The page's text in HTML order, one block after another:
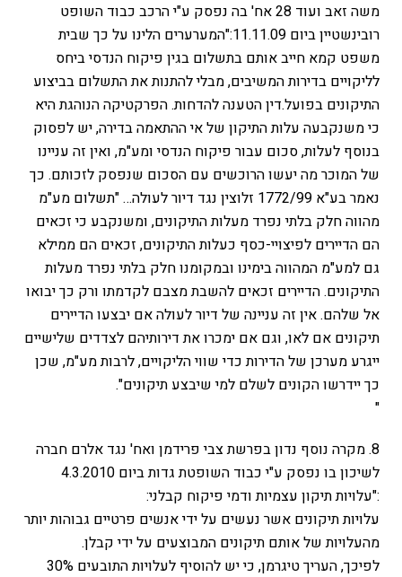
משה זאב ועוד 28 אח' בה נפסק ע"י הרכב כבוד השופט
רובינשטיין ביום 11.11.09:"המערערים הלינו על כך שבית
משפט קמא חייב אותם בתשלום בגין פיקוח הנדסי ביחס
לליקויים בדירות המשיבים, מבלי להתנות את התשלום בביצוע
התיקונים בפועל.דין הטענה להדחות. הפרקטיקה הנוהגת היא
כי משנקבעה עלות התיקון של אי ההתאמה בדירה, יש לפסוק
בנוסף לעלות, סכום עבור פיקוח הנדסי ומע"מ, ואין זה עניינו
של המוכר מה יעשו הרוכשים עם הסכום שנפסק לזכותם. כך
נאמר בע"א 1772/99 זלוצין נגד דיור לעולה… "תשלום מע"מ
מהווה חלק בלתי נפרד מעלות התיקונים, ומשנקבע כי זכאים
הם הדיירים לפיצויי-כסף כעלות התיקונים, זכאים הם ממילא
גם למע"מ המהווה בימינו ובמקומנו חלק בלתי נפרד מעלות
התיקונים. הדיירים זכאים להשבת מצבם לקדמתו ורק כך יבואו
אל שלהם. אין זה עניינה של דיור לעולה אם יבצעו הדיירים
תיקונים אם לאו, וגם אם ימכרו את דירותיהם לצדדים שלישיים
ייגרע מערכן של הדירות כדי שווי הליקויים, לרבות מע"מ, שכן
כך יידרשו הקונים לשלם למי שיבצע תיקונים".
"
8. מקרה נוסף נדון בפרשת צבי פרידמן ואח' נגד אלרם חברה
לשיכון בו נפסק ע"י כבוד השופטת גדות ביום 4.3.2010
:"עלויות תיקון עצמיות ודמי פיקוח קבלני:
עלויות תיקונים אשר נעשים על ידי אנשים פרטיים גבוהות יותר
מהעלויות של אותם תיקונים המבוצעים על ידי קבלן.
לפיכך, העריך טיגרמן, כי יש להוסיף לעלויות התובעים 30%